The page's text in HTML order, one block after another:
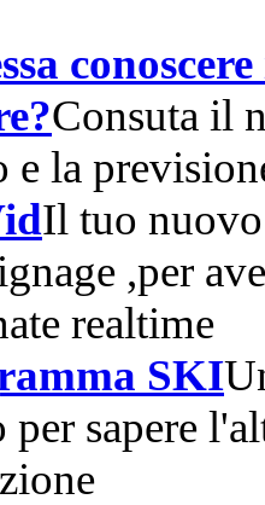
Consuta il
e la
Il tuo
,per
realtime
SKI
sapere